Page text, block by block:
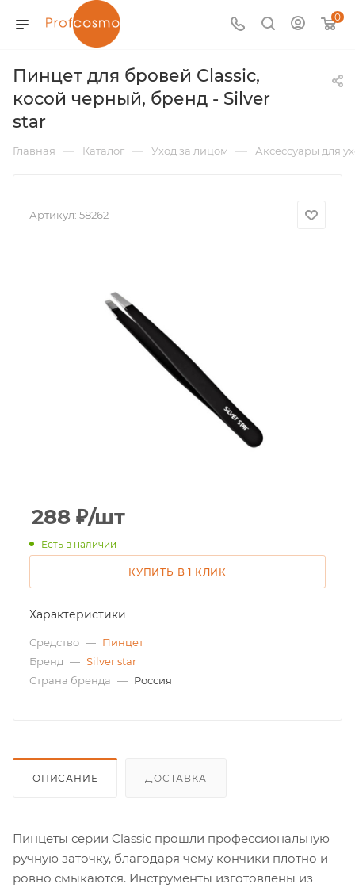
0
Пинцет для бровей Classic,
косой черный, бренд - Silver
star
Главная — Каталог — Уход за лицом — Аксессуары для
Артикул: 58262
288 ₽/шт
Есть в наличии
КУПИТЬ В 1 КЛИК
Характеристики
Средство — Пинцет
Бренд — Silver star
Страна бренда — Россия
ОПИСАНИЕ ДОСТАВКА
Пинцеты серии Classic прошли профессиональную
ручную заточку, благодаря чему кончики плотно и
ровно смыкаются. Инструменты изготовлены из